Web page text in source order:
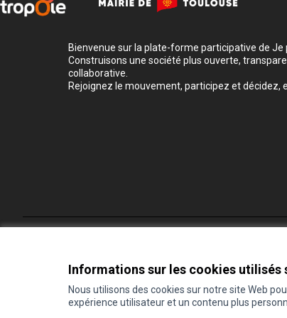
Informations sur les cookies utilisés
Nous utilisons des cookies sur notre site Web
expérience utilisateur et un contenu plus
Bienvenue sur la plate-forme participative de Je
Construisons une société plus ouverte,
collaborative.
Rejoignez le mouvement, participez et décidez,